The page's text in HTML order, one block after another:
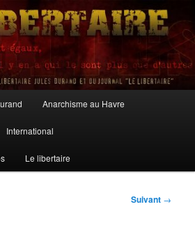
Anarchisme au Havre
International
Le libertaire
Suivant →